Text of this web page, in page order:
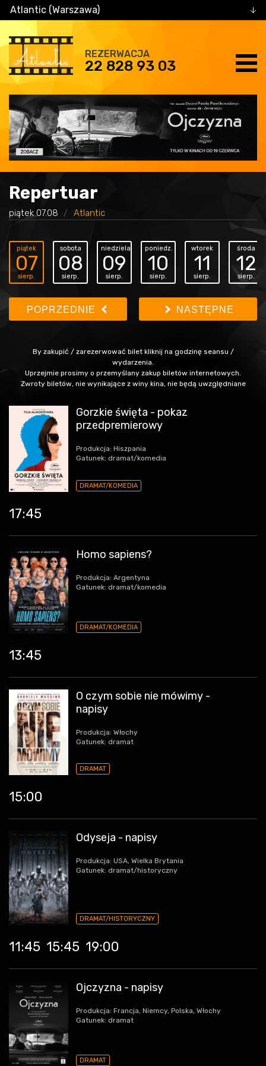
Atlantic (Warszawa)
REZERWACJA
22 828 93 03
Repertuar
piątek 07.08 Atlantic
piątek
07
sierp.
sobota
08
sierp.
niedziela
09
sierp.
poniedz.
10
sierp.
wtorek
11
sierp.
środa
12
sierp.
POPRZEDNIE NASTĘPNE
By zakupić / zarezerwować bilet kliknij na godzinę seansu /
wydarzenia.
Uprzejmie prosimy o przemyślany zakup biletów internetowych.
Zwroty biletów, nie wynikające z winy kina, nie będą uwzględniane
Gorzkie święta - pokaz
przedpremierowy
Produkcja: Hiszpania
Gatunek: dramat/komedia
DRAMAT/KOMEDIA
17:45
Homo sapiens?
Produkcja: Argentyna
Gatunek: dramat/komedia
DRAMAT/KOMEDIA
13:45
O czym sobie nie mówimy -
napisy
Produkcja: Włochy
Gatunek: dramat
DRAMAT
15:00
Odyseja - napisy
Produkcja: USA, Wielka Brytania
Gatunek: dramat/historyczny
DRAMAT/HISTORYCZNY
11:45 15:45 19:00
Ojczyzna - napisy
Produkcja: Francja, Niemcy, Polska, Włochy
Gatunek: dramat
DRAMAT